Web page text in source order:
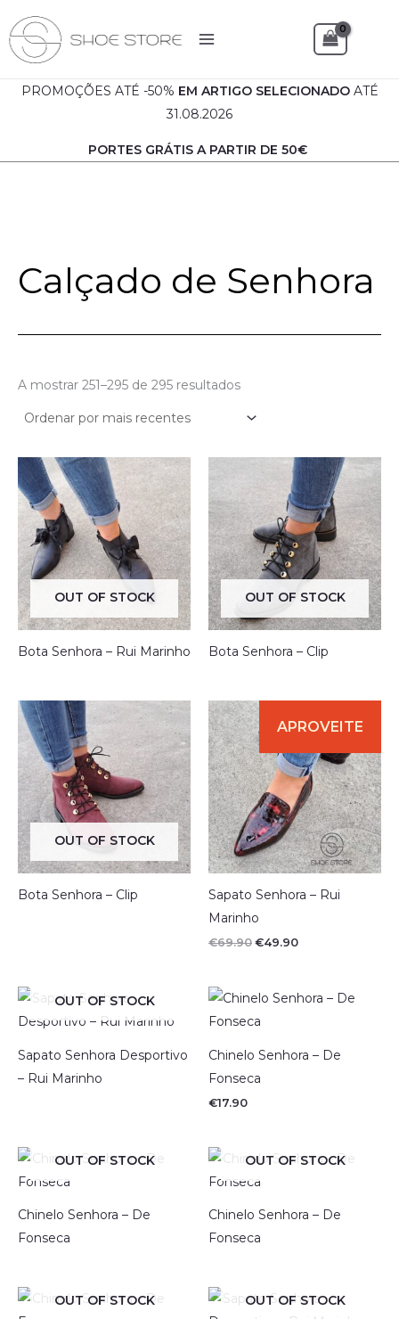
to
content
PROMOÇÕES ATÉ -50% EM ARTIGO SELECIONADO ATÉ
31.08.2026
PORTES GRÁTIS A PARTIR DE 50€
Calçado de Senhora
A mostrar 251–295 de 295 resultadosOrdenado
recentes
OUT OF STOCK
Bota Senhora – Rui Marinho
OUT OF STOCK
Bota Senhora – Clip
OUT OF STOCK
Bota Senhora – Clip
Sapato Senhora – Rui
Marinho
€69.90 O
€69.90.
€49.90O
€49.90.
OUT OF STOCK
Sapato Senhora Desportivo
– Rui Marinho
Chinelo Senhora – De
Fonseca
€17.90
OUT OF STOCK
Chinelo Senhora – De
Fonseca
OUT OF STOCK
Chinelo Senhora – De
Fonseca
OUT OF STOCK OUT OF STOCK